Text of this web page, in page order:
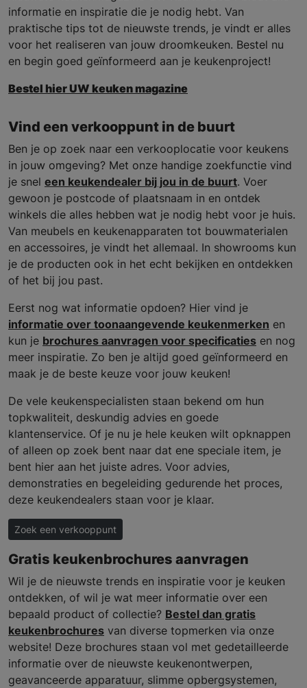
informatie en inspiratie die je nodig hebt. Van
praktische tips tot de nieuwste trends, je vindt er alles
voor het realiseren van jouw droomkeuken. Bestel nu
en begin goed geïnformeerd aan je keukenproject!
Bestel hier UW keuken magazine
Vind een verkooppunt in de buurt
Ben je op zoek naar een verkooplocatie voor keukens
in jouw omgeving? Met onze handige zoekfunctie vind
je snel een keukendealer bij jou in de buurt. Voer
gewoon je postcode of plaatsnaam in en ontdek
winkels die alles hebben wat je nodig hebt voor je huis.
Van meubels en keukenapparaten tot bouwmaterialen
en accessoires, je vindt het allemaal. In showrooms kun
je de producten ook in het echt bekijken en ontdekken
of het bij jou past.
Eerst nog wat informatie opdoen? Hier vind je
informatie over toonaangevende keukenmerken en
kun je brochures aanvragen voor specificaties en nog
meer inspiratie. Zo ben je altijd goed geïnformeerd en
maak je de beste keuze voor jouw keuken!
De vele keukenspecialisten staan bekend om hun
topkwaliteit, deskundig advies en goede
klantenservice. Of je nu je hele keuken wilt opknappen
of alleen op zoek bent naar dat ene speciale item, je
bent hier aan het juiste adres. Voor advies,
demonstraties en begeleiding gedurende het proces,
deze keukendealers staan voor je klaar.
Zoek een verkooppunt
Gratis keukenbrochures aanvragen
Wil je de nieuwste trends en inspiratie voor je keuken
ontdekken, of wil je wat meer informatie over een
bepaald product of collectie? Bestel dan gratis
keukenbrochures van diverse topmerken via onze
website! Deze brochures staan vol met gedetailleerde
informatie over de nieuwste keukenontwerpen,
geavanceerde apparatuur, slimme opbergsystemen,